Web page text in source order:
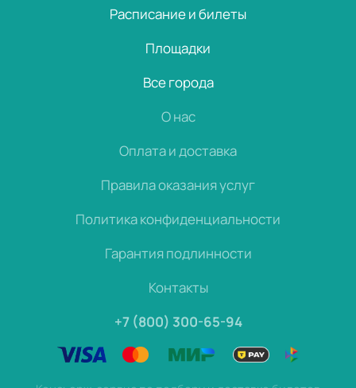
Расписание и билеты
Площадки
Все города
О нас
Оплата и доставка
Правила оказания услуг
Политика конфиденциальности
Гарантия подлинности
Контакты
+7 (800) 300-65-94